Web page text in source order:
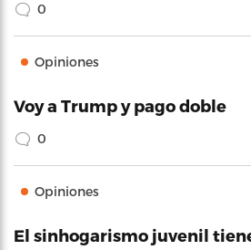
0
Opiniones
Voy a Trump y pago doble
0
Opiniones
El sinhogarismo juvenil